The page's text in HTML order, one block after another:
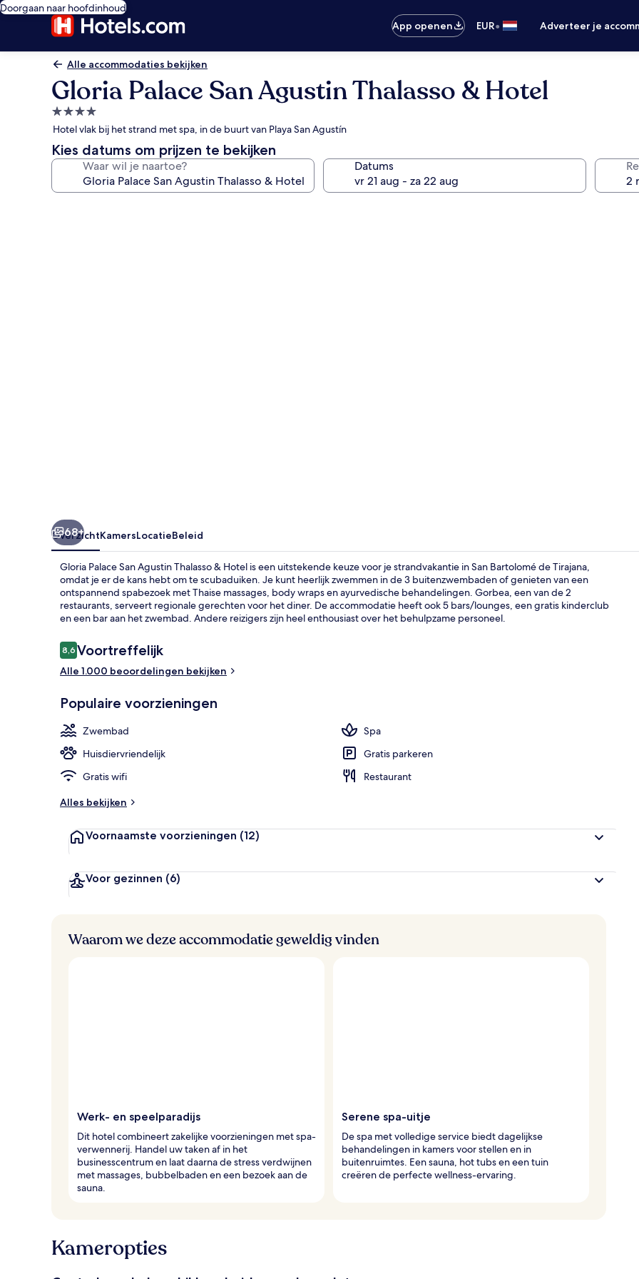
Doorgaan naar hoofdinhoud
App openen
EUR• Adverteer je
Alle accommodaties bekijken
Gloria Palace San Agustin Thalasso & Hotel
4.0-
sterrenaccommodatie
Hotel vlak bij het strand met spa, in de buurt van Playa San Agustín
Kies datums om prijzen te bekijken
Waar wil je naartoe? Datums
Luxe
68+
OverzichtKamersLocatieBeleid
Gloria Palace San Agustin Thalasso & Hotel is een uitstekende keuze voor je strandvakantie in San Bartolomé de Tirajana,
omdat je er de kans hebt om te scubaduiken. Je kunt heerlijk zwemmen in de 3 buitenzwembaden of genieten van een
ontspannend spabezoek met Thaise massages, body wraps en ayurvedische behandelingen. Gorbea, een van de 2
restaurants, serveert regionale gerechten voor het diner. De accommodatie heeft ook 5 bars/lounges, een gratis kinderclub
en een bar aan het zwembad. Andere reizigers zijn heel enthousiast over het behulpzame personeel.
Beoordelingen
8,68,6 op 10 –
Voortreffelijk
Alle 1.000 beoordelingen bekijken
Populaire voorzieningen
Zwembad
Spa
Huisdiervriendelijk
Gratis parkeren
Gratis wifi
Restaurant
Alles bekijken
Voornaamste voorzieningen (12)
Voor gezinnen (6)
Waarom we deze accommodatie geweldig vinden
Werk- en speelparadijs
Dit hotel combineert zakelijke voorzieningen met spa-
verwennerij. Handel uw taken af in het
businesscentrum en laat daarna de stress verdwijnen
met massages, bubbelbaden en een bezoek aan de
sauna.
Serene spa-uitje
De spa met volledige service biedt dagelijkse
behandelingen in kamers voor stellen en in
buitenruimtes. Een sauna, hot tubs en een tuin
creëren de perfecte wellness-ervaring.
Kameropties